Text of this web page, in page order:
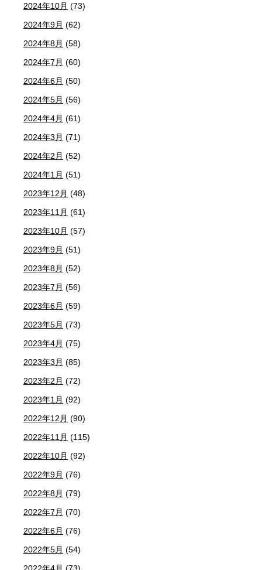
2024年10月 (73)
2024年9月 (62)
2024年8月 (58)
2024年7月 (60)
2024年6月 (50)
2024年5月 (56)
2024年4月 (61)
2024年3月 (71)
2024年2月 (52)
2024年1月 (51)
2023年12月 (48)
2023年11月 (61)
2023年10月 (57)
2023年9月 (51)
2023年8月 (52)
2023年7月 (56)
2023年6月 (59)
2023年5月 (73)
2023年4月 (75)
2023年3月 (85)
2023年2月 (72)
2023年1月 (92)
2022年12月 (90)
2022年11月 (115)
2022年10月 (92)
2022年9月 (76)
2022年8月 (79)
2022年7月 (70)
2022年6月 (76)
2022年5月 (54)
2022年4月 (73)